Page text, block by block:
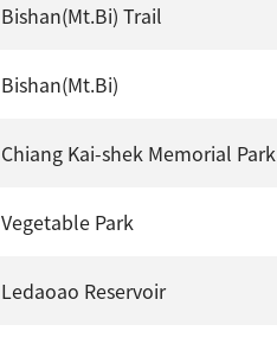
Bishan(Mt.Bi) Trail
Bishan(Mt.Bi)
Chiang Kai-shek Memorial Park
Vegetable Park
Ledaoao Reservoir